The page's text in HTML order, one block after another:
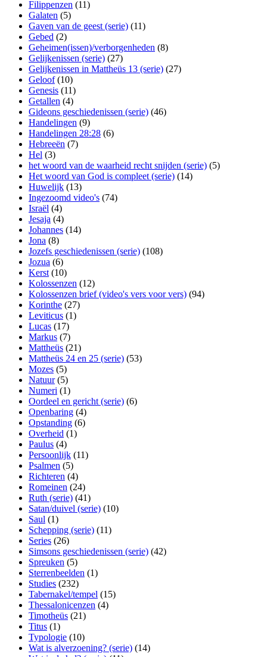
Filippenzen (11)
Galaten (5)
Gaven van de geest (serie) (11)
Gebed (2)
Geheimen(issen)/verborgenheden (8)
Gelijkenissen (serie) (27)
Gelijkenissen in Mattheüs 13 (serie) (27)
Geloof(10)
Genesis (11)
Getallen (4)
Gideons geschiedenissen (serie) (46)
Handelingen (9)
Handelingen 28:28 (6)
Hebreeën (7)
Hel (3)
het woord van de waarheid recht snijden (serie) (5)
Het woord van God is compleet (serie) (14)
Huwelijk (13)
Ingezoomd video's (74)
Israël (4)
Jesaja (4)
Johannes (14)
Jona (8)
Jozefs geschiedenissen (serie) (108)
Jozua (6)
Kerst (10)
Kolossenzen (12)
Kolossenzen brief (video's vers voor vers) (94)
Korinthe (27)
Leviticus (1)
Lucas (17)
Markus (7)
Mattheüs (21)
Mattheüs 24 en 25 (serie) (53)
Mozes (5)
Natuur(5)
Numeri (1)
Oordeel en gericht (serie) (6)
Openbaring (4)
Opstanding (6)
Overheid (1)
Paulus (4)
Persoonlijk (11)
Psalmen (5)
Richteren (4)
Romeinen (24)
Ruth (serie) (41)
Satan/duivel (serie) (10)
Saul (1)
Schepping (serie) (11)
Series (26)
Simsons geschiedenissen (serie) (42)
Spreuken (5)
Sterrenbeelden (1)
Studies (232)
Tabernakel/tempel (15)
Thessalonicenzen (4)
Timotheüs (21)
Titus (1)
Typologie (10)
Wat is alverzoening? (serie) (14)